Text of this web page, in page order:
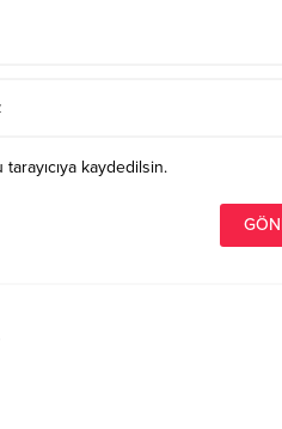
kaydedilsin.